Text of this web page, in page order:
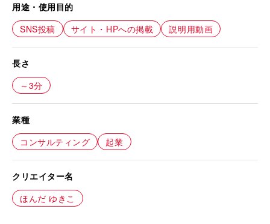
用途・使用目的
SNS投稿
サイト・HPへの掲載 説明用動画
長さ
～3分
業種
コンサルティング
起業
クリエイター名
ほんだ ゆきこ